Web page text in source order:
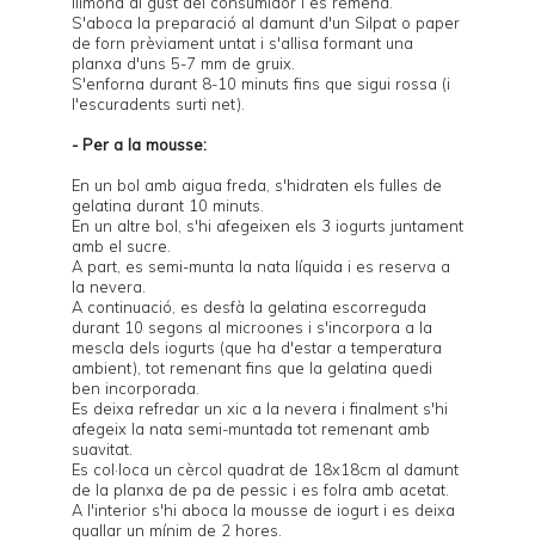
S'aboca la preparació al damunt d'un Silpat o paper
de forn prèviament untat i s'allisa formant una
planxa d'uns 5-7 mm de gruix.
S'enforna durant 8-10 minuts fins que sigui rossa (i
l'escuradents surti net).
- Per a la mousse:
En un bol amb aigua freda, s'hidraten els fulles de
gelatina durant 10 minuts.
En un altre bol, s'hi afegeixen els 3 iogurts juntament
amb el sucre.
A part, es semi-munta la nata líquida i es reserva a
la nevera.
A continuació, es desfà la gelatina escorreguda
durant 10 segons al microones i s'incorpora a la
mescla dels iogurts (que ha d'estar a temperatura
ambient), tot remenant fins que la gelatina quedi
ben incorporada.
Es deixa refredar un xic a la nevera i finalment s'hi
afegeix la nata semi-muntada tot remenant amb
suavitat.
Es col·loca un cèrcol quadrat de 18x18cm al damunt
de la planxa de pa de pessic i es folra amb acetat.
A l'interior s'hi aboca la mousse de iogurt i es deixa
quallar un mínim de 2 hores.